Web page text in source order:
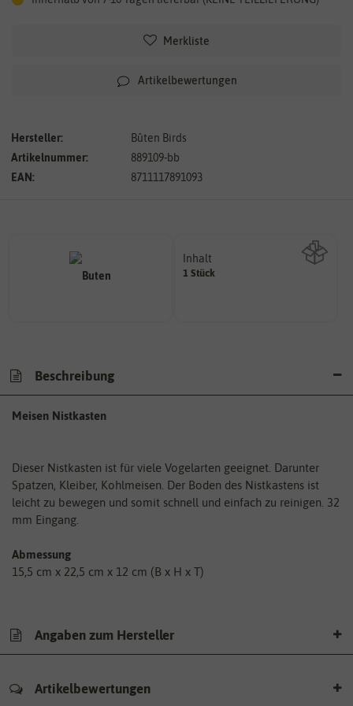
Merkliste
Artikelbewertungen
Hersteller:
Bûten Birds
Artikelnummer:
889109-bb
EAN:
8711117891093
Inhalt
1 StückWie viel ist enthalten
Beschreibung
Meisen Nistkasten
Dieser Nistkasten ist für viele Vogelarten geeignet. Darunter
Spatzen, Kleiber, Kohlmeisen. Der Boden des Nistkastens ist
leicht zu bewegen und somit schnell und einfach zu reinigen. 32
mm Eingang.
Abmessung
15,5 cm x 22,5 cm x 12 cm (B x H x T)
Angaben zum Hersteller
Artikelbewertungen